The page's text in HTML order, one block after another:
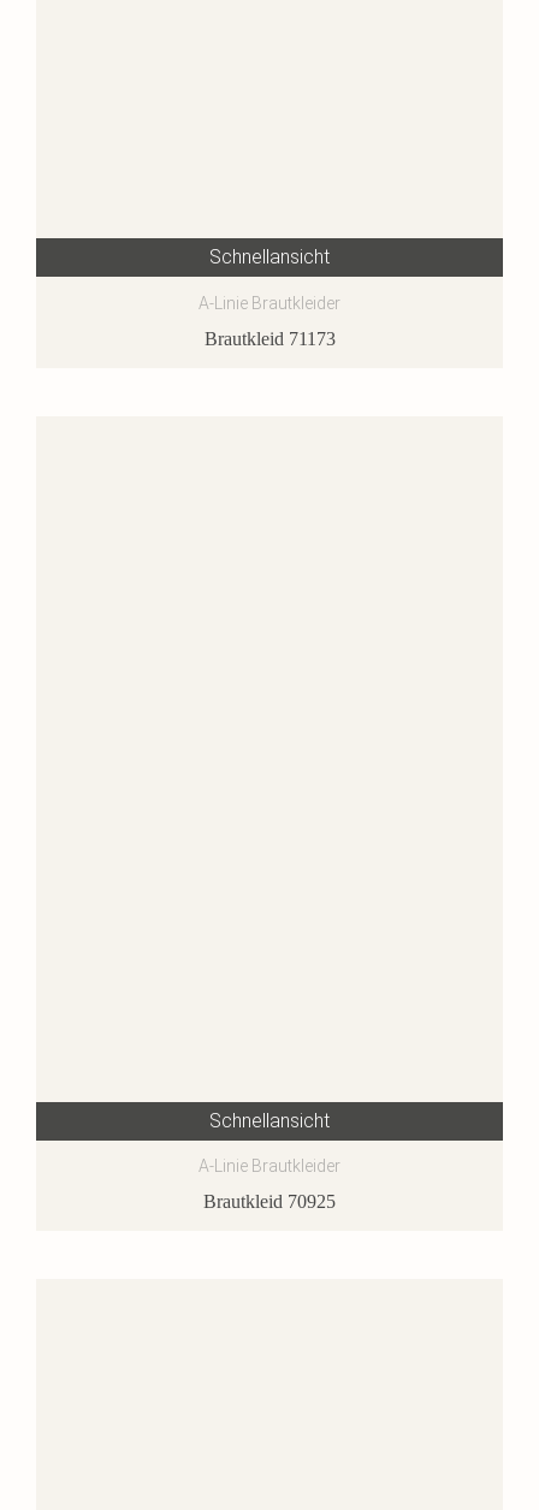
Schnellansicht
A-Linie Brautkleider
Brautkleid 71173
Schnellansicht
A-Linie Brautkleider
Brautkleid 70925